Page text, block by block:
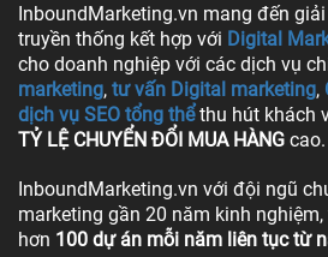
InboundMarketing.vn mang đến
truyền thống kết hợp với Digital
cho doanh nghiệp với các dịch vụ
marketing, tư vấn Digital marketing,
dịch vụ SEO tổng thể thu hút khách
TỶ LỆ CHUYỂN ĐỔI MUA HÀNG cao.
InboundMarketing.vn với đội ngũ
marketing gần 20 năm kinh
hơn 100 dự án mỗi năm liên tục từ